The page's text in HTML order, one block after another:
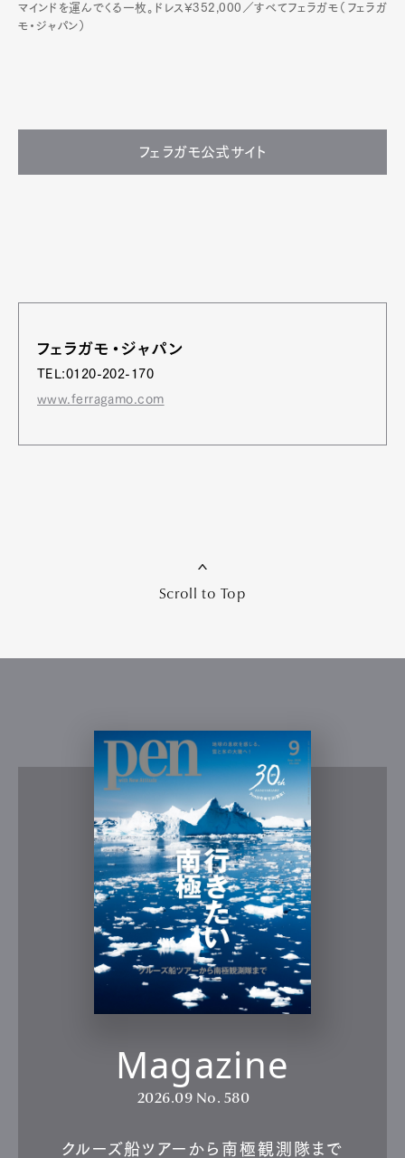
マインドを運んでくる一枚。ドレス¥352,000／すべてフェラガモ（フェラガ
モ・ジャパン）
フェラガモ公式サイト
フェラガモ・ジャパン
TEL:0120-202-170
www.ferragamo.com
Scroll to Top
Magazine
2026.09 No. 580
クルーズ船ツアーから南極観測隊まで